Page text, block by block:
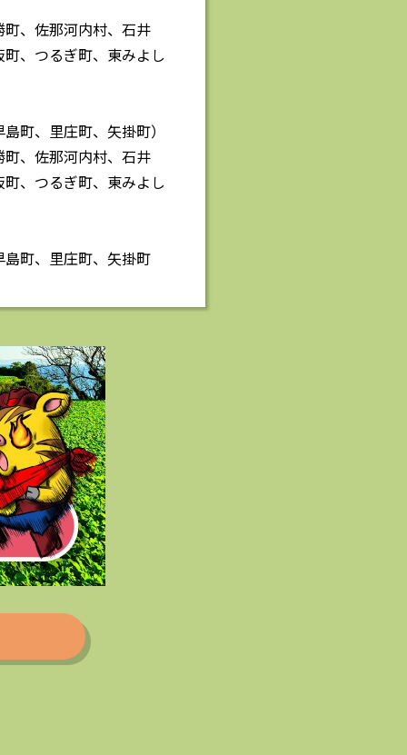
、佐那河内村、石井
、つるぎ町、東みよし
町、里庄町、矢掛町）
、佐那河内村、石井
、つるぎ町、東みよし
町、里庄町、矢掛町